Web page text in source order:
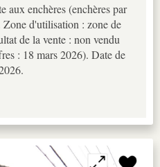
aux enchères (enchères par
d'utilisation : zone de
de la vente : non vendu
: 18 mars 2026). Date de